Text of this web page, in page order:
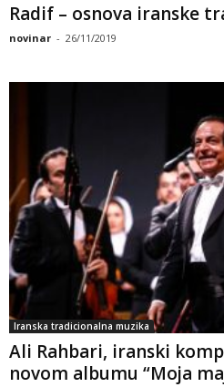
Radif – osnova iranske
novinar - 26/11/2019
Iranska tradicionalna muzika
Ali Rahbari, iranski
novom albumu “Moja